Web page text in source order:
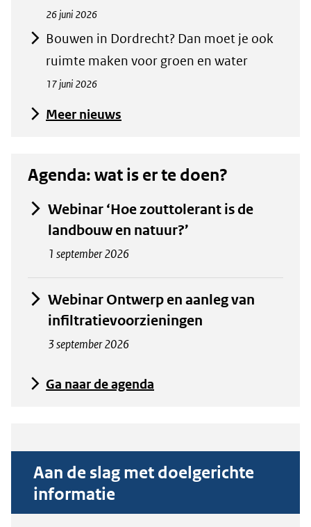
26 juni 2026
Bouwen in Dordrecht? Dan moet je ook
ruimte maken voor groen en water
17 juni 2026
Meer nieuws
Agenda: wat is er te doen?
Webinar ‘Hoe zouttolerant is de
landbouw en natuur?’
1 september 2026
Webinar Ontwerp en aanleg van
infiltratievoorzieningen
3 september 2026
Ga naar de agenda
Aan de slag met doelgerichte
informatie